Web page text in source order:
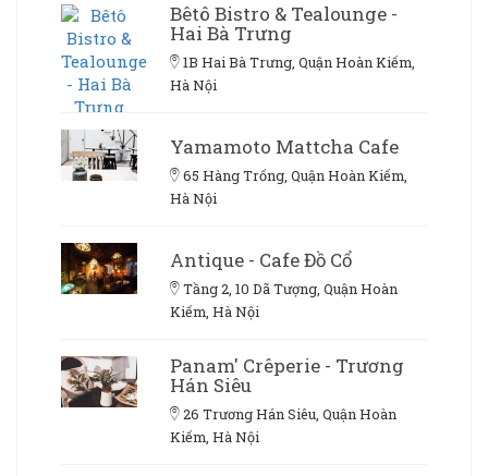
Bêtô Bistro & Tealounge -
Hai Bà Trưng
1B Hai Bà Trưng, Quận Hoàn Kiếm,
Hà Nội
Yamamoto Mattcha Cafe
65 Hàng Trống, Quận Hoàn Kiếm,
Hà Nội
Antique - Cafe Đồ Cổ
Tầng 2, 10 Dã Tượng, Quận Hoàn
Kiếm, Hà Nội
Panam' Crêperie - Trương
Hán Siêu
26 Trương Hán Siêu, Quận Hoàn
Kiếm, Hà Nội